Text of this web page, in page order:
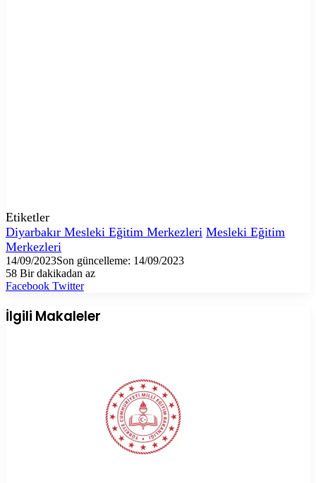
Etiketler
Diyarbakır Mesleki Eğitim Merkezleri Mesleki Eğitim
Merkezleri
14/09/2023Son güncelleme: 14/09/2023
58 Bir dakikadan az
Facebook TwitterLinkedIn
Tumblr
Pinterest
Reddit
VKontakte
E-
ile
paylaş
Yazdır
İlgili Makaleler